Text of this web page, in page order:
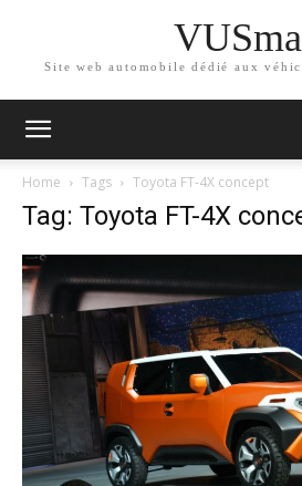
Site web automobile dédié aux
Home Tags Toyota FT-4X concept
Tag: Toyota FT-4X